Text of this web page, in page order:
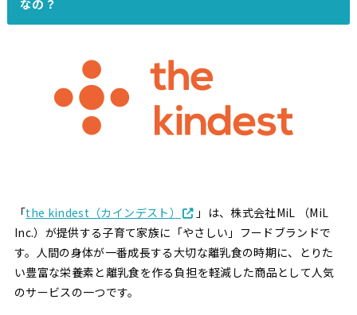
なの？
「the kindest（カインデスト）
」は、株式会社MiL （MiL
Inc.）が提供する子育て家族に「やさしい」フードブランドで
す。人間の身体が一番成長する大切な離乳食の時期に、とりた
い豊富な栄養素と離乳食を作る負担を軽減した商品として人気
のサービスの一つです。